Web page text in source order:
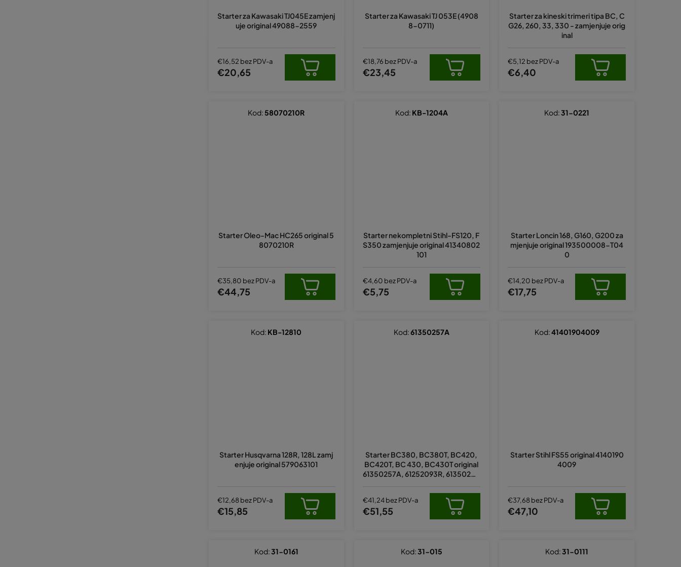
Starter za Kawasaki TJ045E zamjenj
uje original 49088-2559
€16,52 bez PDV-a
€20,65
Starter za Kawasaki TJ 053E (4908
8-0711)
€18,76 bez PDV-a
€23,45
Starter za kineski trimeri tipa BC, C
G26, 260, 33, 330 - zamjenjuje orig
inal
€5,12 bez PDV-a
€6,40
Starter Oleo-Mac HC265 original 5
8070210R
€35,80 bez PDV-a
€44,75
Kod: 58070210R
Starter nekompletni Stihl-FS120, F
S350 zamjenjuje original 41340802
101
€4,60 bez PDV-a
€5,75
Kod: KB-1204A
Starter Loncin 168, G160, G200 za
mjenjuje original 193500008-T04
0
€14,20 bez PDV-a
€17,75
Kod:31-0221
Starter Husqvarna 128R, 128L zamj
enjuje original 579063101
ocjena
proizvoda
je
zvjezdica.
€12,68 bez PDV-a
€15,85
Kod: KB-12810
Starter BC380, BC380T, BC420,
BC420T, BC 430, BC430T original
61350257A, 61252093R, 61350238
€41,24 bez PDV-a
€51,55
Kod:61350257A
Starter Stihl FS55 original 4140190
4009
€37,68 bez PDV-a
€47,10
Kod:41401904009
Kod:31-0161 Kod:31-015 Kod:31-0111